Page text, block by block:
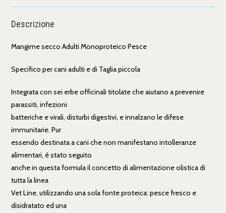
Descrizione
Mangime secco Adulti Monoproteico Pesce
Specifico per cani adulti e di Taglia piccola
Integrata con sei erbe officinali titolate che aiutano a prevenire
parassiti, infezioni
batteriche e virali, disturbi digestivi, e innalzano le difese
immunitarie. Pur
essendo destinata a cani che non manifestano intolleranze
alimentari, è stato seguito
anche in questa formula il concetto di alimentazione olistica di
tutta la linea
Vet Line, utilizzando una sola fonte proteica: pesce fresco e
disidratato ed una